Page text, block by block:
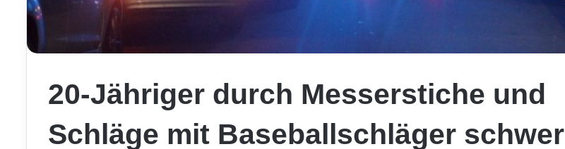
20-Jähriger durch Messerstiche und
Schläge mit Baseballschläger schwer